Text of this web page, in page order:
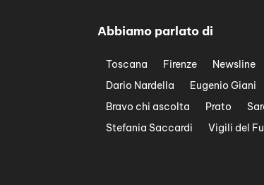
Abbiamo parlato di
Toscana Firenze Newsline
Dario Nardella
Eugenio Giani
Bravo chi ascolta
Prato
Stefania Saccardi
Vigili del